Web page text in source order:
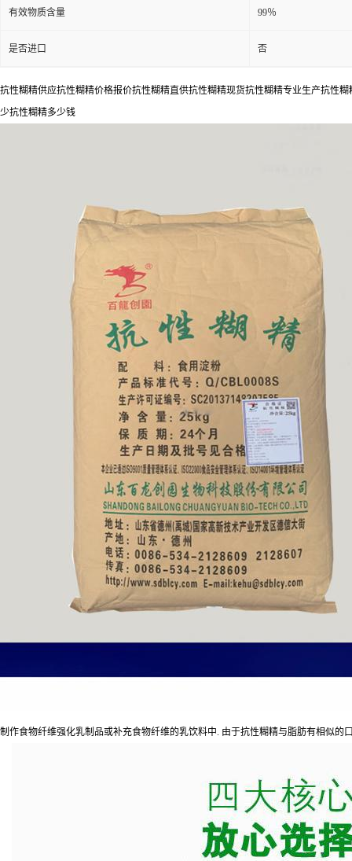
有效物质含量 99％
是否进口 否
抗性糊精供应抗性糊精价格报价抗性糊精直供抗性糊精现货抗性糊精专业生产抗性
少抗性糊精多少钱
制作食物纤维强化乳制品或补充食物纤维的乳饮料中. 由于抗性糊精与脂肪有相似